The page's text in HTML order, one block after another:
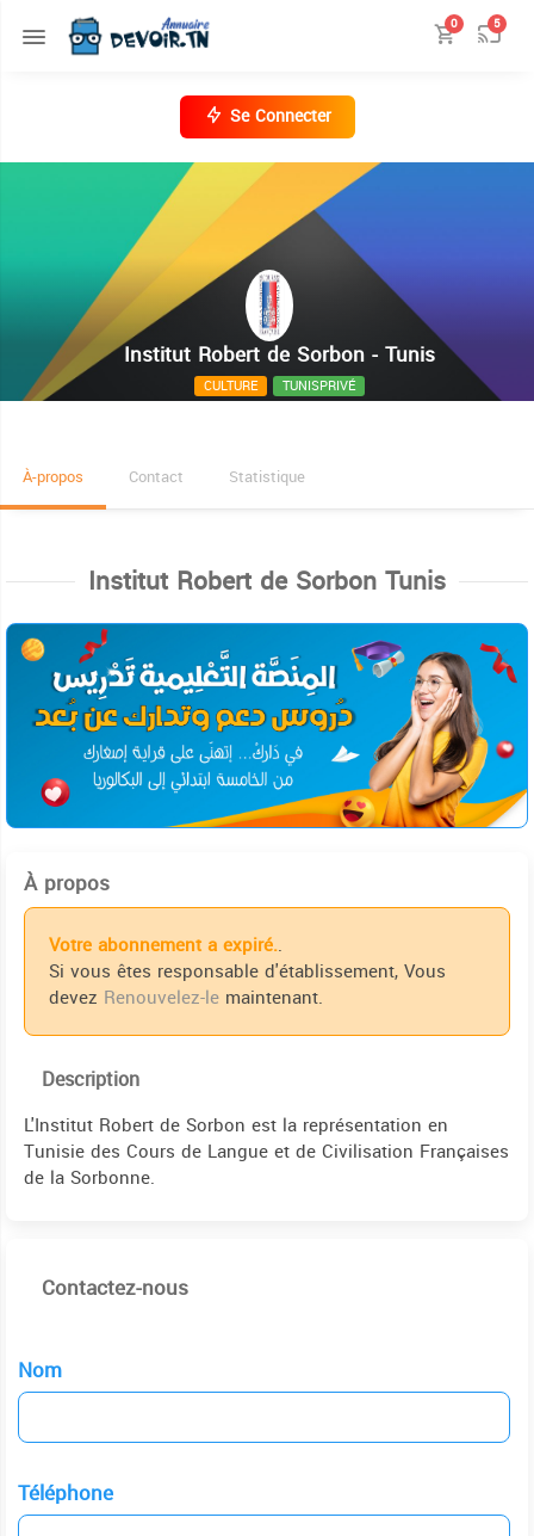
0 5
Se Connecter
Institut Robert de Sorbon - Tunis
CULTURE TUNISPRIVÉ
5 Rue Imam Sahnoun Le Belvédère
À-propos Contact Statistique
Institut Robert de Sorbon Tunis
À propos
Votre abonnement a expiré..
Si vous êtes responsable d'établissement, Vous
devez Renouvelez-le maintenant.
Description
L'Institut Robert de Sorbon est la représentation en
Tunisie des Cours de Langue et de Civilisation Françaises
de la Sorbonne.
Contactez-nous
Nom
Téléphone